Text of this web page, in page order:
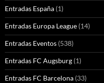
Entradas España (1)
Entradas Europa League (14)
Entradas Eventos (538)
Entradas FC Augsburg (1)
Entradas FC Barcelona (33)